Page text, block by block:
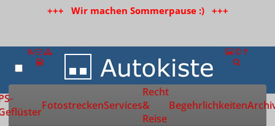
+++ Wir machen Sommerpause :) +++
Zur Startseite
FotostreckenServices
Recht
&
Reise
Begehrlichkeiten